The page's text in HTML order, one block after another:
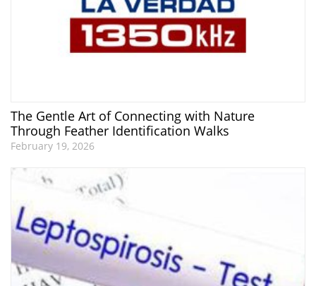
The Gentle Art of Connecting with Nature
Through Feather Identification Walks
February 19, 2026